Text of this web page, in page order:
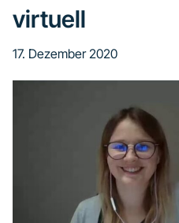
virtuell
17. Dezember 2020